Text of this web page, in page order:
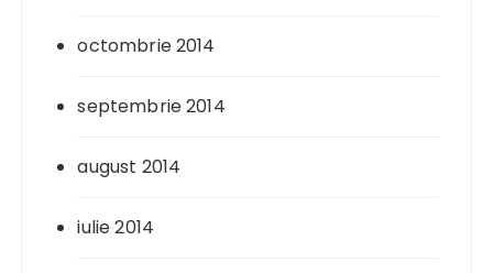
octombrie 2014
septembrie 2014
august 2014
iulie 2014